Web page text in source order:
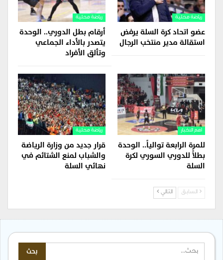
رياضة محلية
عضو اتحاد كرة السلة يرفض
استقالة مدير منتخب الرجال
رياضة محلية
أرقام بطل الدوري.. الوحدة
يتصدر بالأداء الجماعي
وتألق الأفراد
اهم الاخبار
للمرة الرابعة توالياً.. الوحدة
بطلاً للدوري السوري لكرة
السلة
رياضة محلية
قرار جديد من وزارة الرياضة
والشباب لمنع الشتائم في
نهائي السلة
السابق التالي